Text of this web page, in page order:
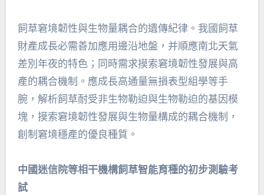
飼草窘境韌性與生物量耦合的遺傳紀律。我國飼草
財產成長必需善加應用邊沿地盤，并順應南北天氣
差別年夜的特色；同時需求摸索窘境韌性發展與高
產的耦合機制。應成長高通量無損表型組學等手
腕，解析飼草耐受非生物勒迫與生物勒迫的基因模
塊，摸索窘境韌性發展與生物量構成的耦合機制，
創制窘境穩產的優良種質。
中國迷信院等相干機構飼草智能育種的初步測驗考
試